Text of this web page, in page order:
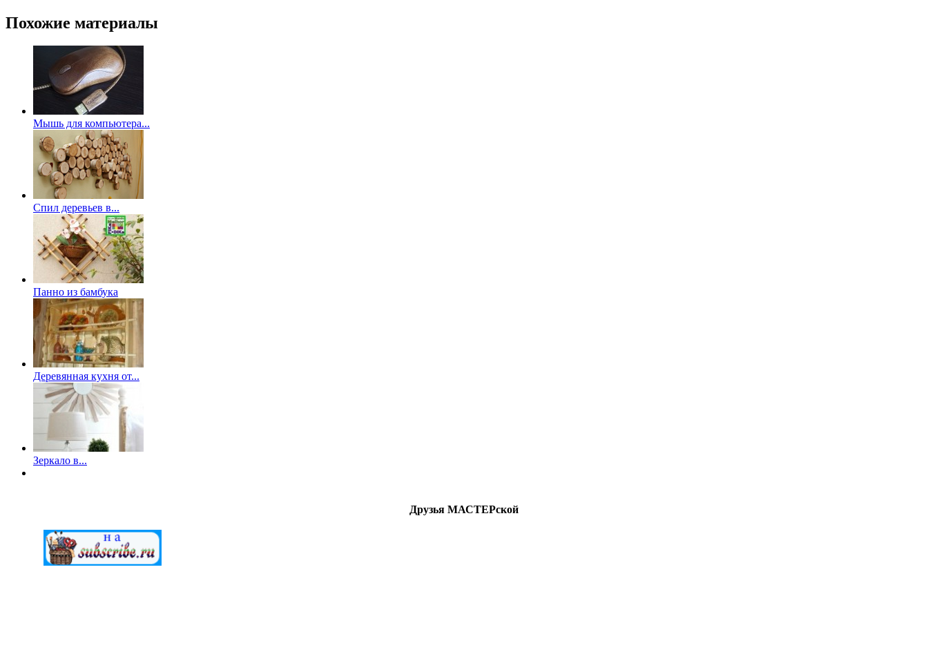
Похожие материалы
Мышь для компьютера...
Спил деревьев в...
Панно из бамбука
Деревянная кухня от...
Зеркало в...
Друзья МАСТЕРской